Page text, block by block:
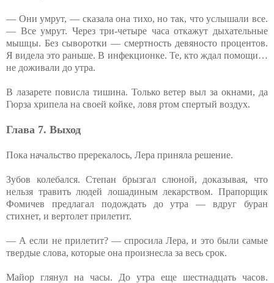
— Они умрут, — сказала она тихо, но так, что услышали все.
— Все умрут. Через три-четыре часа откажут дыхательные
мышцы. Без сыворотки — смертность девяносто процентов.
Я видела это раньше. В инфекционке. Те, кто ждал помощи…
не доживали до утра.
В лазарете повисла тишина. Только ветер выл за окнами, да
Гюрза хрипела на своей койке, ловя ртом спертый воздух.
Глава 7. Выход
Пока начальство пререкалось, Лера приняла решение.
Зубов колебался. Степан брызгал слюной, доказывая, что
нельзя травить людей лошадиным лекарством. Прапорщик
Фомичев предлагал подождать до утра — вдруг буран
стихнет, и вертолет прилетит.
— А если не прилетит? — спросила Лера, и это были самые
твердые слова, которые она произнесла за весь срок.
Майор глянул на часы. До утра еще шестнадцать часов.